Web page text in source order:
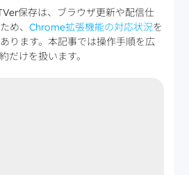
保存は、ブラウザ更新や配信仕
め、Chrome拡張機能の対応状況を
ります。本記事では操作手順を広
だけを扱います。